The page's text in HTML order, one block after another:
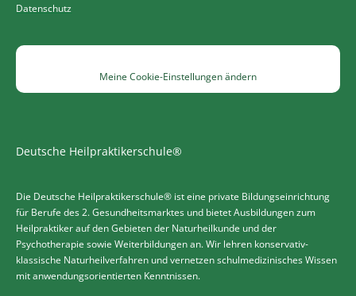
Datenschutz
Meine Cookie-Einstellungen ändern
Deutsche Heilpraktikerschule®
Die Deutsche Heilpraktikerschule® ist eine private Bildungseinrichtung
für Berufe des 2. Gesundheitsmarktes und bietet Ausbildungen zum
Heilpraktiker auf den Gebieten der Naturheilkunde und der
Psychotherapie sowie Weiterbildungen an. Wir lehren konservativ-
klassische Naturheilverfahren und vernetzen schulmedizinisches Wissen
mit anwendungsorientierten Kenntnissen.